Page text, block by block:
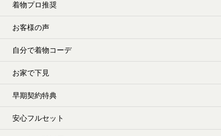
着物プロ推奨
お客様の声
自分で着物コーデ
お家で下見
早期契約特典
安心フルセット